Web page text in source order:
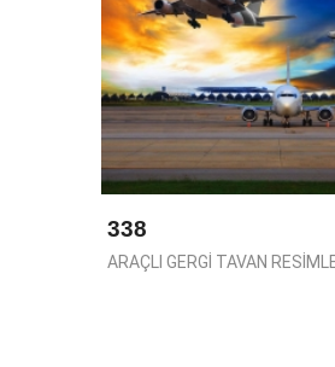
338
ARAÇLI GERGİ TAVAN